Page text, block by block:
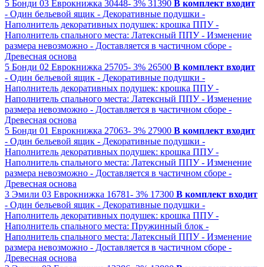
5 Бонди 03 Еврокнижка 30448- 3% 31390 В комплект входит
- Один бельевой ящик - Декоративные подушки -
Наполнитель декоративных подушек: крошка ППУ -
Наполнитель спального места: Латексный ППУ - Изменение
размера невозможно - Доставляется в частичном сборе -
Древесная основа
5 Бонди 02 Еврокнижка 25705- 3% 26500 В комплект входит
- Один бельевой ящик - Декоративные подушки -
Наполнитель декоративных подушек: крошка ППУ -
Наполнитель спального места: Латексный ППУ - Изменение
размера невозможно - Доставляется в частичном сборе -
Древесная основа
5 Бонди 01 Еврокнижка 27063- 3% 27900 В комплект входит
- Один бельевой ящик - Декоративные подушки -
Наполнитель декоративных подушек: крошка ППУ -
Наполнитель спального места: Латексный ППУ - Изменение
размера невозможно - Доставляется в частичном сборе -
Древесная основа
3 Эмили 03 Еврокнижка 16781- 3% 17300 В комплект входит
- Один бельевой ящик - Декоративные подушки -
Наполнитель декоративных подушек: крошка ППУ -
Наполнитель спального места: Пружинный блок -
Наполнитель спального места: Латексный ППУ - Изменение
размера невозможно - Доставляется в частичном сборе -
Древесная основа